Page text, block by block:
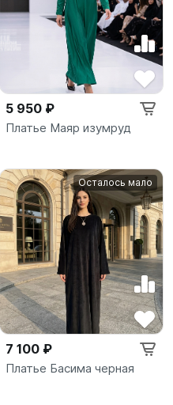
5 950 ₽
Платье Маяр изумруд
Осталось мало
7 100 ₽
Платье Басима черная